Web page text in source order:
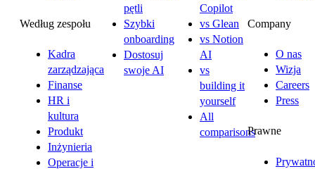
Według zespołu
Kadra
zarządzająca
Finanse
HR i
kultura
Produkt
Inżynieria
Operacje i
pętli
Szybki
onboarding
Dostosuj
swoje AI
Copilot
vs Glean
vs Notion
AI
vs
building it
yourself
All
comparisons
Company
O nas
Wizja
Careers
Press
Prawne